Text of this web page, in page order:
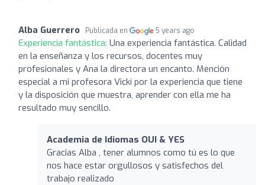
Alba Guerrero Publicada en 5 years ago
Experiencia fantástica: Una experiencia fantástica. Calidad
en la enseñanza y los recursos, docentes muy
profesionales y Ana la directora un encanto. Mención
especial a mi profesora Vicki por la experiencia que tiene
y la disposición que muestra, aprender con ella me ha
resultado muy sencillo.
Academia de Idiomas OUI & YES
Gracias Alba , tener alumnos como tú es lo que
nos hace estar orgullosos y satisfechos del
trabajo realizado